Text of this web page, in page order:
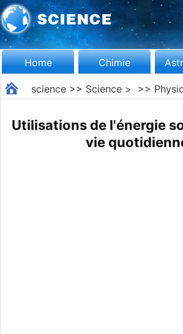
Home Chimie
science>> Science> >>
Utilisations de l'énergie
vie